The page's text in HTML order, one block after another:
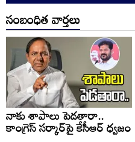
సంబంధిత వార్తలు
నాకు శాపాలు పెడతారా..
కాంగ్రెస్ సర్కార్‌పై కేసీఆర్ ధ్వజం